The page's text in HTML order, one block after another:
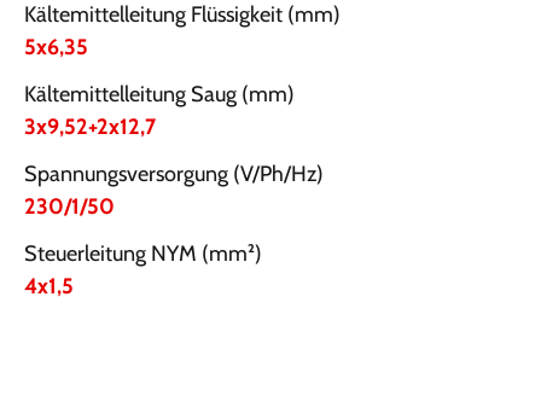
Kältemittelleitung Flüssigkeit (mm)
5x6,35
Kältemittelleitung Saug (mm)
3x9,52+2x12,7
Spannungsversorgung (V/Ph/Hz)
230/1/50
Steuerleitung NYM (mm²)
4x1,5